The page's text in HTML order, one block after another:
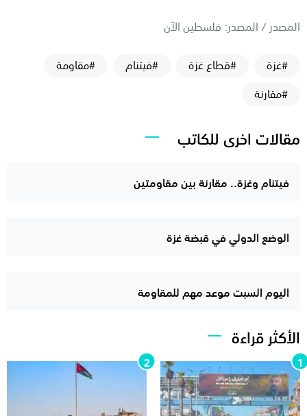
المصدر / المصدر: فلسطين الآن
#غزة
#قطاع غزة #فيتنام
#مقاومة
#مقارنة
مقالات اخرى للكاتب
فيتنام وغزة.. مقارنة بين مقاومتين
الوضع الدولي في قبضة غزة
اليوم السبت موعد مهم للمقاومة
الأكثر قراءة